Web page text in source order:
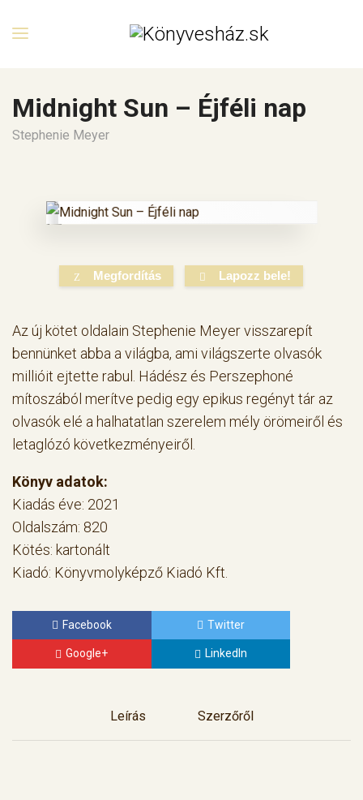
Midnight Sun – Éjféli nap
Stephenie Meyer
Megfordítás Lapozz bele!
Az új kötet oldalain Stephenie Meyer visszarepít
bennünket abba a világba, ami világszerte olvasók
millióit ejtette rabul. Hádész és Perszephoné
mítoszából merítve pedig egy epikus regényt tár az
olvasók elé a halhatatlan szerelem mély örömeiről és
letaglózó következményeiről.
Könyv adatok:
Kiadás éve: 2021
Oldalszám: 820
Kötés: kartonált
Kiadó: Könyvmolyképző Kiadó Kft.
Facebook Twitter
Google+ LinkedIn
Leírás Szerzőről